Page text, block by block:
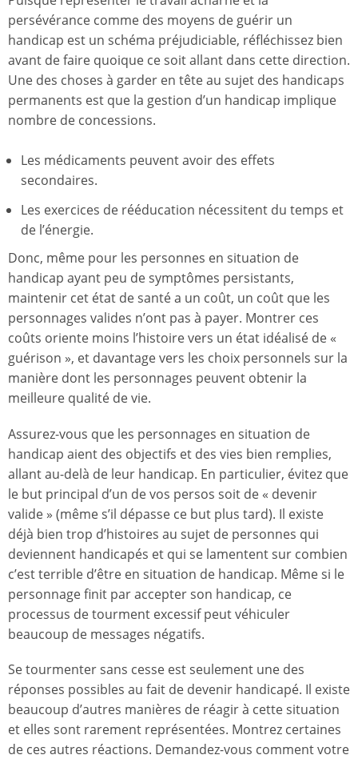
persévérance comme des moyens de guérir un
handicap est un schéma préjudiciable, réfléchissez bien
avant de faire quoique ce soit allant dans cette direction.
Une des choses à garder en tête au sujet des handicaps
permanents est que la gestion d’un handicap implique
nombre de concessions.
Les médicaments peuvent avoir des effets
secondaires.
Les exercices de rééducation nécessitent du temps et
de l’énergie.
Donc, même pour les personnes en situation de
handicap ayant peu de symptômes persistants,
maintenir cet état de santé a un coût, un coût que les
personnages valides n’ont pas à payer. Montrer ces
coûts oriente moins l’histoire vers un état idéalisé de «
guérison », et davantage vers les choix personnels sur la
manière dont les personnages peuvent obtenir la
meilleure qualité de vie.
Assurez-vous que les personnages en situation de
handicap aient des objectifs et des vies bien remplies,
allant au-delà de leur handicap. En particulier, évitez que
le but principal d’un de vos persos soit de « devenir
valide » (même s’il dépasse ce but plus tard). Il existe
déjà bien trop d’histoires au sujet de personnes qui
deviennent handicapés et qui se lamentent sur combien
c’est terrible d’être en situation de handicap. Même si le
personnage finit par accepter son handicap, ce
processus de tourment excessif peut véhiculer
beaucoup de messages négatifs.
Se tourmenter sans cesse est seulement une des
réponses possibles au fait de devenir handicapé. Il existe
beaucoup d’autres manières de réagir à cette situation
et elles sont rarement représentées. Montrez certaines
de ces autres réactions. Demandez-vous comment votre